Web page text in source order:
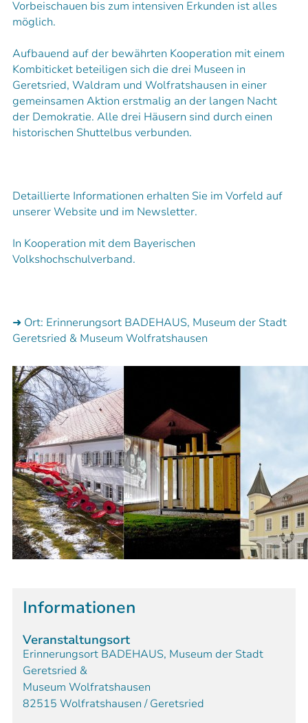
Vorbeischauen bis zum intensiven Erkunden ist alles
möglich.
Aufbauend auf der bewährten Kooperation mit einem
Kombiticket beteiligen sich die drei Museen in
Geretsried, Waldram und Wolfratshausen in einer
gemeinsamen Aktion erstmalig an der langen Nacht
der Demokratie. Alle drei Häusern sind durch einen
historischen Shuttelbus verbunden.
Detaillierte Informationen erhalten Sie im Vorfeld auf
unserer Website und im Newsletter.
In Kooperation mit dem Bayerischen
Volkshochschulverband.
➜ Ort: Erinnerungsort BADEHAUS, Museum der Stadt
Geretsried & Museum Wolfratshausen
Informationen
Veranstaltungsort
Erinnerungsort BADEHAUS, Museum der Stadt
Geretsried &
Museum Wolfratshausen
82515 Wolfratshausen / Geretsried